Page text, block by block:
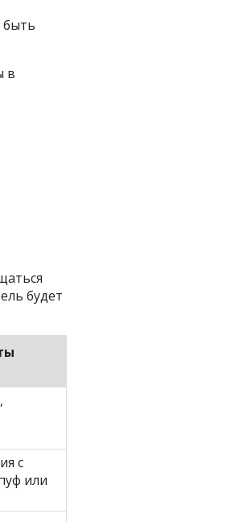
быть
в
будет
с
или